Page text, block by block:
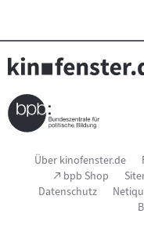
Seitenfußnavigation
Über kinofenster.de
(Link
öffnet
im
bpb Shop
Datenschutz